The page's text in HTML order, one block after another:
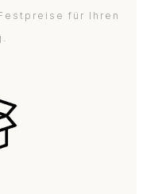
für Ihren